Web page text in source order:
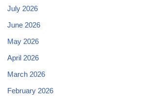
July 2026
June 2026
May 2026
April 2026
March 2026
February 2026